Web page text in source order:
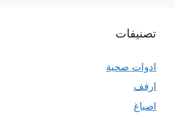
تصنيفات
ادوات صحية
ارفف
اصباغ